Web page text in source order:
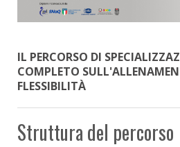
IL PERCORSO DI
COMPLETO
FLESSIBILITÀ
Struttura del percorso